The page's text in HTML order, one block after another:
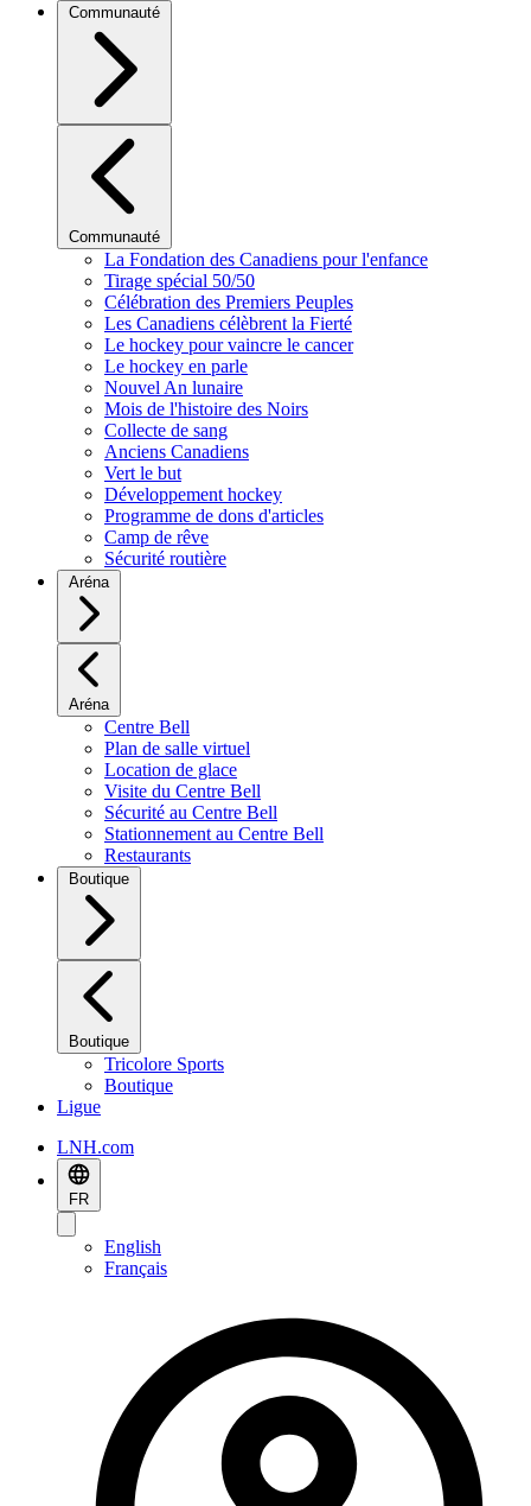
Communauté
Communauté
La Fondation des Canadiens pour l'enfance
Tirage spécial 50/50
Célébration des Premiers Peuples
Les Canadiens célèbrent la Fierté
Le hockey pour vaincre le cancer
Le hockey en parle
Nouvel An lunaire
Mois de l'histoire des Noirs
Collecte de sang
Anciens Canadiens
Vert le but
Développement hockey
Programme de dons d'articles
Camp de rêve
Sécurité routière
Aréna
Aréna
Centre Bell
Plan de salle virtuel
Location de glace
Visite du Centre Bell
Sécurité au Centre Bell
Stationnement au Centre Bell
Restaurants
Boutique
Boutique
Tricolore Sports
Boutique
Ligue
LNH.com
FR
English
Français